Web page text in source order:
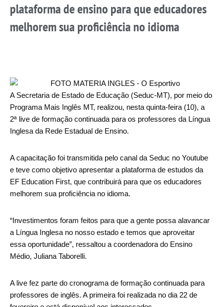
plataforma de ensino para que educadores
melhorem sua proficiência no idioma
A Secretaria de Estado de Educação (Seduc-MT), por meio do
Programa Mais Inglês MT, realizou, nesta quinta-feira (10), a
2ª live de formação continuada para os professores da Língua
Inglesa da Rede Estadual de Ensino.
A capacitação foi transmitida pelo canal da Seduc no Youtube
e teve como objetivo apresentar a plataforma de estudos da
EF Education First, que contribuirá para que os educadores
melhorem sua proficiência no idioma.
“Investimentos foram feitos para que a gente possa alavancar
a Língua Inglesa no nosso estado e temos que aproveitar
essa oportunidade”, ressaltou a coordenadora do Ensino
Médio, Juliana Taborelli.
A live fez parte do cronograma de formação continuada para
professores de inglês. A primeira foi realizada no dia 22 de